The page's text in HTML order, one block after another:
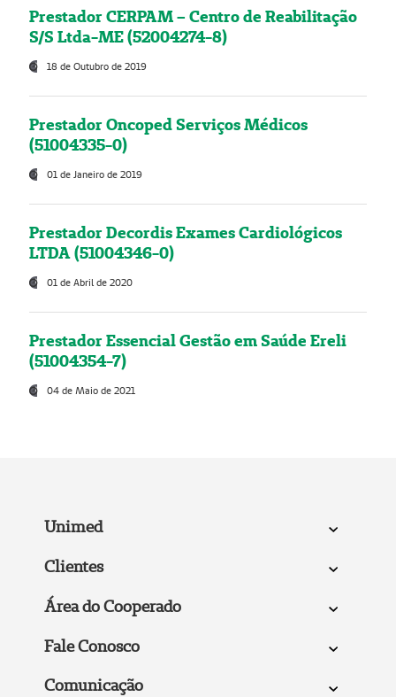
Prestador CERPAM – Centro de Reabilitação
S/S Ltda-ME (52004274-8)
18 de Outubro de 2019
Prestador Oncoped Serviços Médicos
(51004335-0)
01 de Janeiro de 2019
Prestador Decordis Exames Cardiológicos
LTDA (51004346-0)
01 de Abril de 2020
Prestador Essencial Gestão em Saúde Ereli
(51004354-7)
04 de Maio de 2021
Unimed
Clientes
Área do Cooperado
Fale Conosco
Comunicação